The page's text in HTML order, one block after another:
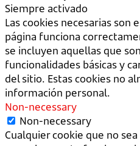
Siempre activado
Las cookies necesarias son
página funciona
se incluyen aquellas que
funcionalidades básicas y
del sitio. Estas cookies no
información personal.
Non-necessary
Non-necessary
Cualquier cookie que no